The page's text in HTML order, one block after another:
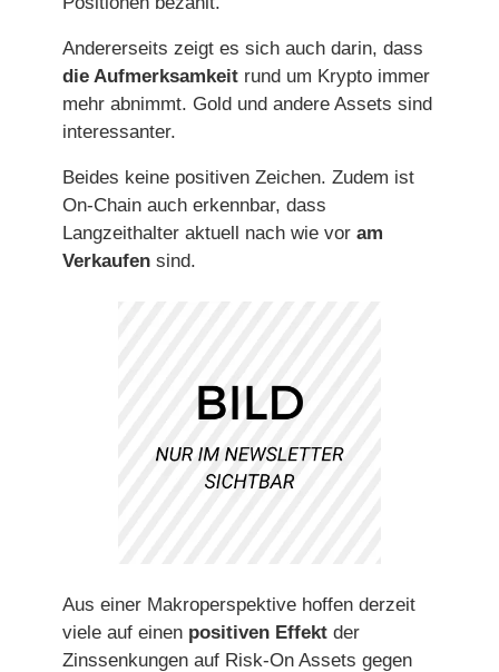
Andererseits zeigt es sich auch darin, dass
die Aufmerksamkeit rund um Krypto immer
mehr abnimmt. Gold und andere Assets sind
interessanter.
Beides keine positiven Zeichen. Zudem ist
On-Chain auch erkennbar, dass
Langzeithalter aktuell nach wie vor am
Verkaufen sind.
Aus einer Makroperspektive hoffen derzeit
viele auf einen positiven Effekt der
Zinssenkungen auf Risk-On Assets gegen